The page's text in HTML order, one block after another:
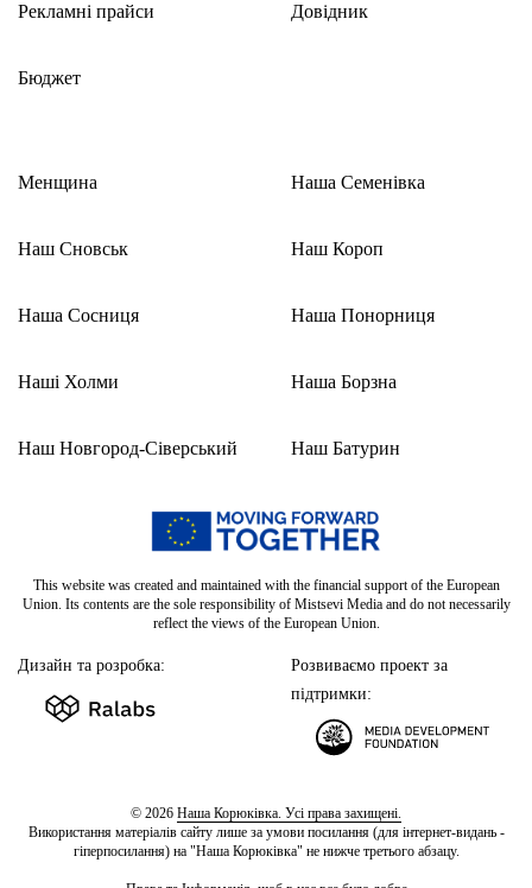
Рекламні прайси
Бюджет
Довідник
Менщина
Наш Сновськ
Наша Сосниця
Наші Холми
Наш Новгород-Сіверський
Наша Семенівка
Наш Короп
Наша Понорниця
Наша Борзна
Наш Батурин
This website was created and maintained with the financial support of the European
Union. Its contents are the sole responsibility of Mistsevi Media and do not necessarily
reflect the views of the European Union.
Дизайн та розробка:
Розвиваємо проект за
підтримки:
© 2026 Наша Корюківка. Усі права захищені.
Використання матеріалів сайту лише за умови посилання (для інтернет-видань -
гіперпосилання) на "Наша Корюківка" не нижче третього абзацу.